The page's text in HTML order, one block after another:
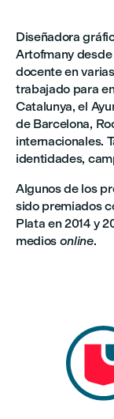
Diseñadora
Artofmany
docente en
trabajado para
Catalunya, el
de Barcelona,
internacionales.
identidades,
Algunos de los
sido premiados
Plata en 2014 y
medios online.